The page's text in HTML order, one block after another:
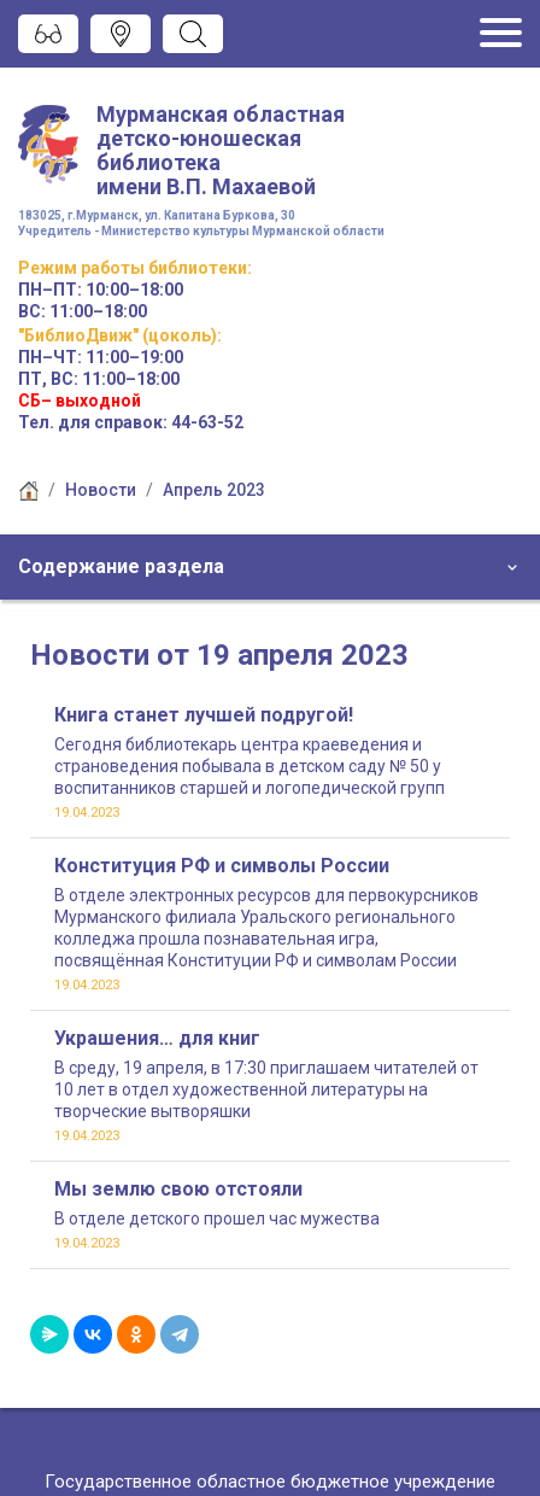
Мурманская областная
детско-юношеская
библиотека
имени В.П. Махаевой
183025, г.Мурманск, ул. Капитана Буркова, 30
Учредитель - Министерство культуры Мурманской области
Режим работы библиотеки:
ПН–ПТ: 10:00–18:00
ВС: 11:00–18:00
"БиблиоДвиж" (цоколь):
ПН–ЧТ: 11:00–19:00
ПТ, ВС: 11:00–18:00
СБ– выходной
Тел. для справок: 44-63-52
Новости Апрель 2023
Содержание раздела
Новости от 19 апреля 2023
Книга станет лучшей подругой!
Сегодня библиотекарь центра краеведения и
страноведения побывала в детском саду № 50 у
воспитанников старшей и логопедической групп
19.04.2023
Конституция РФ и символы России
В отделе электронных ресурсов для первокурсников
Мурманского филиала Уральского регионального
колледжа прошла познавательная игра,
посвящённая Конституции РФ и символам России
19.04.2023
Украшения… для книг
В среду, 19 апреля, в 17:30 приглашаем читателей от
10 лет в отдел художественной литературы на
творческие вытворяшки
19.04.2023
Мы землю свою отстояли
В отделе детского прошел час мужества
19.04.2023
Государственное областное бюджетное учреждение